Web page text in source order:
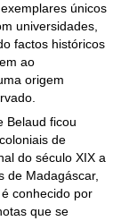
únicos
universidades,
factos históricos
ao
origem
Belaud ficou
de
do século XIX a
de Madagáscar,
conhecido por
que se